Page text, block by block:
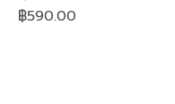
Price
฿590.00